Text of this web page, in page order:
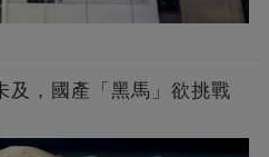
及，國產「黑馬」欲挑戰